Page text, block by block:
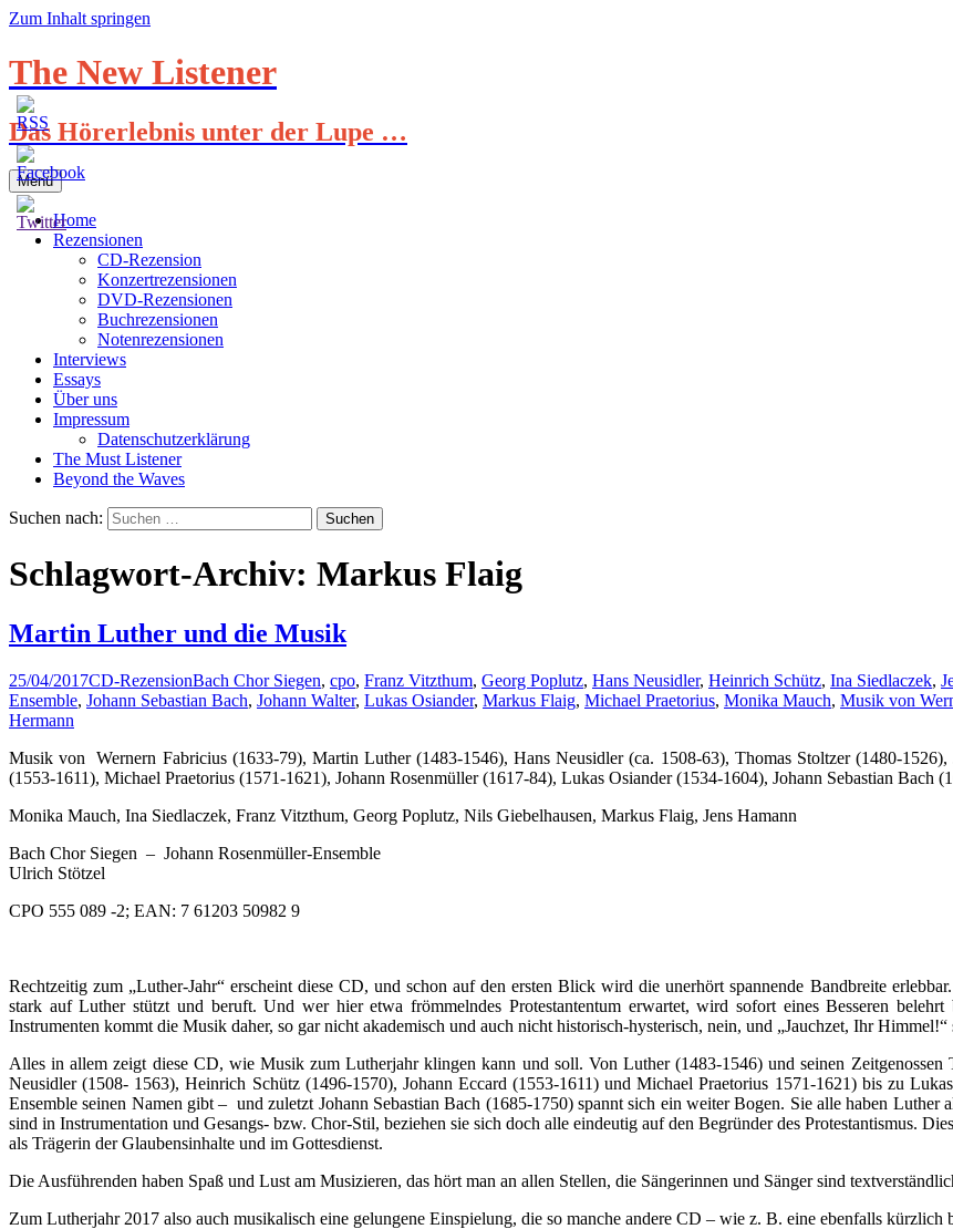
Zum Inhalt springen
The New Listener
Das Hörerlebnis unter der Lupe …
Menü
Home
Rezensionen
CD-Rezension
Konzertrezensionen
DVD-Rezensionen
Buchrezensionen
Notenrezensionen
Interviews
Essays
Über uns
Impressum
Datenschutzerklärung
The Must Listener
Beyond the Waves
Suchen nach:
Schlagwort-Archiv: Markus Flaig
Martin Luther und die Musik
25/04/2017CD-RezensionBach Chor Siegen, cpo, Franz Vitzthum, Georg Poplutz, Hans Neusidler, Heinrich Schütz, Ina Siedlaczek,
Ensemble, Johann Sebastian Bach, Johann Walter, Lukas Osiander, Markus Flaig, Michael Praetorius, Monika Mauch, Musik von
Hermann
Musik von Wernern Fabricius (1633-79), Martin Luther (1483-1546), Hans Neusidler (ca. 1508-63), Thomas Stoltzer (1480-
(1553-1611), Michael Praetorius (1571-1621), Johann Rosenmüller (1617-84), Lukas Osiander (1534-1604), Johann Sebastian Bach
Monika Mauch, Ina Siedlaczek, Franz Vitzthum, Georg Poplutz, Nils Giebelhausen, Markus Flaig, Jens Hamann
Bach Chor Siegen – Johann Rosenmüller-Ensemble
Ulrich Stötzel
CPO 555 089 -2; EAN: 7 61203 50982 9
Rechtzeitig zum „Luther-Jahr“ erscheint diese CD, und schon auf den ersten Blick wird die unerhört spannende Bandbreite
stark auf Luther stützt und beruft. Und wer hier etwa frömmelndes Protestantentum erwartet, wird sofort eines Besseren
Instrumenten kommt die Musik daher, so gar nicht akademisch und auch nicht historisch-hysterisch, nein, und „Jauchzet, Ihr Himmel!“
Alles in allem zeigt diese CD, wie Musik zum Lutherjahr klingen kann und soll. Von Luther (1483-1546) und seinen
Neusidler (1508- 1563), Heinrich Schütz (1496-1570), Johann Eccard (1553-1611) und Michael Praetorius 1571-1621) bis zu
Ensemble seinen Namen gibt – und zuletzt Johann Sebastian Bach (1685-1750) spannt sich ein weiter Bogen. Sie alle haben Luther
sind in Instrumentation und Gesangs- bzw. Chor-Stil, beziehen sie sich doch alle eindeutig auf den Begründer des Protestantismus.
als Trägerin der Glaubensinhalte und im Gottesdienst.
Die Ausführenden haben Spaß und Lust am Musizieren, das hört man an allen Stellen, die Sängerinnen und Sänger sind
Zum Lutherjahr 2017 also auch musikalisch eine gelungene Einspielung, die so manche andere CD – wie z. B. eine ebenfalls